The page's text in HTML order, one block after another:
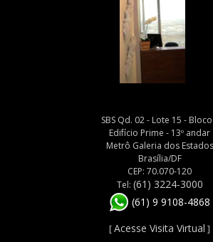
SBS Qd. 02 - Lote 15 - Bloco
Edifício Prime - 13º andar
Metrô Galeria dos Estados
Brasília/DF
CEP: 70.070-120
Tel: (61) 3224-3000
(61) 9 9108-4868
[Acesse Visita Virtual ]